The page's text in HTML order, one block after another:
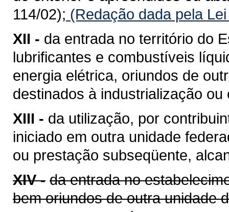
114/02); (Redação dada pela
XII - da entrada no território do
lubrificantes e combustíveis
energia elétrica, oriundos de
destinados à industrialização
XIII - da utilização, por
iniciado em outra unidade
ou prestação subseqüente,
XIV - da entrada no
bem oriundos de outra unidade